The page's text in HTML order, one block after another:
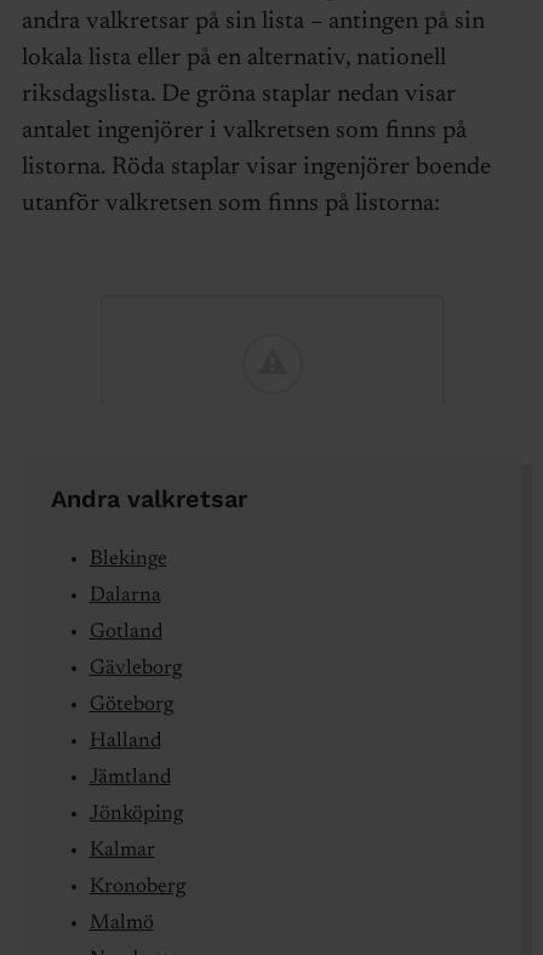
andra valkretsar på sin lista – antingen på sin
lokala lista eller på en alternativ, nationell
riksdagslista. De gröna staplar nedan visar
antalet ingenjörer i valkretsen som finns på
listorna. Röda staplar visar ingenjörer boende
utanför valkretsen som finns på listorna:
Andra valkretsar
Blekinge
Dalarna
Gotland
Gävleborg
Göteborg
Halland
Jämtland
Jönköping
Kalmar
Kronoberg
Malmö